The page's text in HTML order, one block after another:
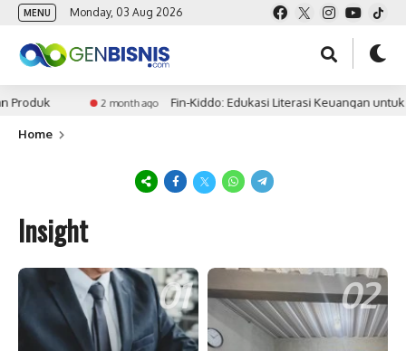
MENU Monday, 03 Aug 2026
2 month ago Fin-Kiddo: Edukasi Literasi Keuangan untuk
Home
Insight